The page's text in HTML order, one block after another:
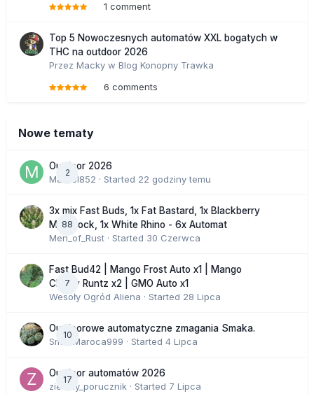
1 comment
Top 5 Nowoczesnych automatów XXL bogatych w
THC na outdoor 2026
Przez Macky w Blog Konopny Trawka
6 comments
Nowe tematy
2
Outdoor 2026
Marcel852 · Started 22 godziny temu
88
3x mix Fast Buds, 1x Fat Bastard, 1x Blackberry
Moonrock, 1x White Rhino - 6x Automat
Men_of_Rust · Started 30 Czerwca
7
Fast Bud42 | Mango Frost Auto x1 | Mango
Cherry Runtz x2 | GMO Auto x1
Wesoły Ogród Aliena · Started 28 Lipca
10
Outdoorowe automatyczne zmagania Smaka.
SmakMaroca999 · Started 4 Lipca
17
Outdoor automatów 2026
zielony_porucznik · Started 7 Lipca